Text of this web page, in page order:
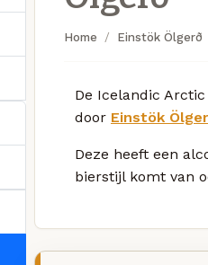
Home Einstök Ölgerð
De Icelandic
door Einstök
Deze heeft een
bierstijl komt van